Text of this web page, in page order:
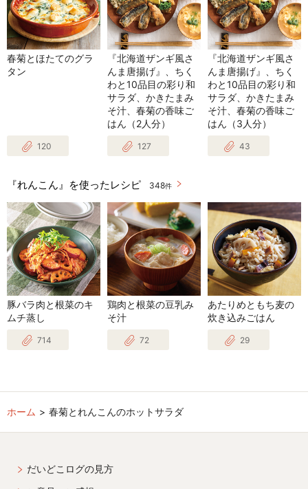
春菊とほたてのグラ
タン
120
『北海道ザンギ風さ
んま唐揚げ』、ちく
わと10品目の彩り和
サラダ、かきたまみ
そ汁、春菊の香味ご
はん（2人分）
127
『北海道ザンギ風さ
んま唐揚げ』、ちく
わと10品目の彩り和
サラダ、かきたまみ
そ汁、春菊の香味ご
はん（3人分）
43
『れんこん』を使ったレシピ 348件
豚バラ肉と根菜のキ
ムチ蒸し
714
鶏肉と根菜の豆乳み
そ汁
72
あたりめともち麦の
炊き込みごはん
29
ホーム 春菊とれんこんのホットサラダ
だいどこログの見方